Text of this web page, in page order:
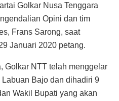
Golkar Nusa Tenggara
Opini dan tim
Frans Sarong, saat
Januari 2020 petang.
Golkar NTT telah menggelar
Bajo dan dihadiri 9
Wakil Bupati yang akan